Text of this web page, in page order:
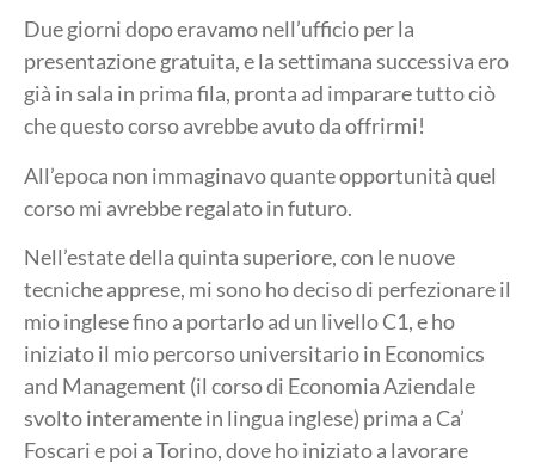
Due giorni dopo eravamo nell’ufficio per la
presentazione gratuita, e la settimana successiva ero
già in sala in prima fila, pronta ad imparare tutto ciò
che questo corso avrebbe avuto da offrirmi!
All’epoca non immaginavo quante opportunità quel
corso mi avrebbe regalato in futuro.
Nell’estate della quinta superiore, con le nuove
tecniche apprese, mi sono ho deciso di perfezionare il
mio inglese fino a portarlo ad un livello C1, e ho
iniziato il mio percorso universitario in Economics
and Management (il corso di Economia Aziendale
svolto interamente in lingua inglese) prima a Ca’
Foscari e poi a Torino, dove ho iniziato a lavorare